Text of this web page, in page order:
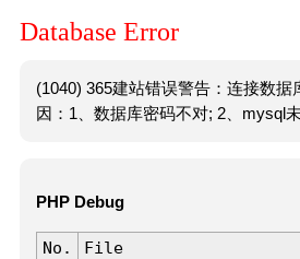
Database Error
(1040) 365建站错误警告：连接数据
因：1、数据库密码不对; 2、mysql未
PHP Debug
No. File